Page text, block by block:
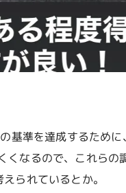
準を達成するため
なるので、これら
られているとか。